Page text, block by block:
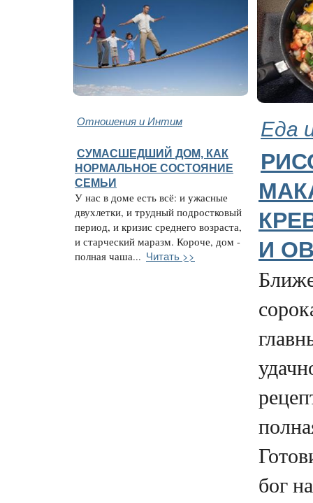
Отношения и Интим Еда
СУМАСШЕДШИЙ ДОМ, КАК
НОРМАЛЬНОЕ СОСТОЯНИЕ
СЕМЬИ
У нас в доме есть всё: и ужасные
двухлетки, и трудный подростковый
период, и кризис среднего возраста,
и старческий маразм. Короче, дом -
полная чаша... Читать >>
И
бог